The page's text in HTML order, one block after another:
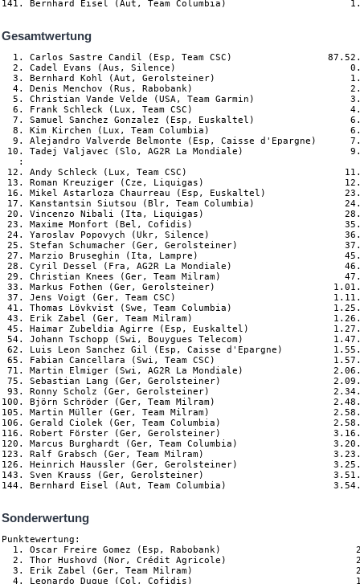
Gesamtwertung
1. Carlos Sastre Candil (Esp, Team CSC)
2. Cadel Evans (Aus, Silence)
3. Bernhard Kohl (Aut, Gerolsteiner)
4. Denis Menchov (Rus, Rabobank)
5. Christian Vande Velde (USA, Team Garmin)
6. Frank Schleck (Lux, Team CSC)
7. Samuel Sanchez Gonzalez (Esp, Euskaltel)
8. Kim Kirchen (Lux, Team Columbia)
9. Alejandro Valverde Belmonte (Esp, Caisse d'Epargne)
10. Tadej Valjavec (Slo, AG2R La Mondiale)
   :
12. Andy Schleck (Lux, Team CSC)
13. Roman Kreuziger (Cze, Liquigas)
16. Mikel Astarloza Chaurreau (Esp, Euskaltel)
17. Kanstantsin Siutsou (Blr, Team Columbia)
20. Vincenzo Nibali (Ita, Liquigas)
23. Maxime Monfort (Bel, Cofidis)
24. Yaroslav Popovych (Ukr, Silence)
25. Stefan Schumacher (Ger, Gerolsteiner)
27. Marzio Bruseghin (Ita, Lampre)
28. Cyril Dessel (Fra, AG2R La Mondiale)
29. Christian Knees (Ger, Team Milram)
33. Markus Fothen (Ger, Gerolsteiner)
37. Jens Voigt (Ger, Team CSC)
41. Thomas Lövkvist (Swe, Team Columbia)
43. Erik Zabel (Ger, Team Milram)
45. Haimar Zubeldia Agirre (Esp, Euskaltel)
54. Johann Tschopp (Swi, Bouygues Telecom)
62. Luis Leon Sanchez Gil (Esp, Caisse d'Epargne)
65. Fabian Cancellara (Swi, Team CSC)
71. Martin Elmiger (Swi, AG2R La Mondiale)
75. Sebastian Lang (Ger, Gerolsteiner)
93. Ronny Scholz (Ger, Gerolsteiner)
100. Björn Schröder (Ger, Team Milram)
105. Martin Müller (Ger, Team Milram)
106. Gerald Ciolek (Ger, Team Columbia)
116. Robert Förster (Ger, Gerolsteiner)
120. Marcus Burghardt (Ger, Team Columbia)
123. Ralf Grabsch (Ger, Team Milram)
126. Heinrich Haussler (Ger, Gerolsteiner)
143. Sven Krauss (Ger, Gerolsteiner)
Sonderwertung
Punktewertung:
1. Oscar Freire Gomez (Esp, Rabobank)
2. Thor Hushovd (Nor, Crédit Agricole)
3. Erik Zabel (Ger, Team Milram)
4. Leonardo Duque (Col, Cofidis)